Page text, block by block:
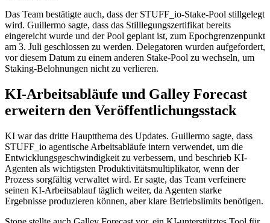
Das Team bestätigte auch, dass der STUFF_io-Stake-Pool stillgelegt
wird. Guillermo sagte, dass das Stilllegungszertifikat bereits
eingereicht wurde und der Pool geplant ist, zum Epochgrenzenpunkt
am 3. Juli geschlossen zu werden. Delegatoren wurden aufgefordert,
vor diesem Datum zu einem anderen Stake-Pool zu wechseln, um
Staking-Belohnungen nicht zu verlieren.
KI-Arbeitsabläufe und Galley Forecast
erweitern den Veröffentlichungsstack
KI war das dritte Hauptthema des Updates. Guillermo sagte, dass
STUFF_io agentische Arbeitsabläufe intern verwendet, um die
Entwicklungsgeschwindigkeit zu verbessern, und beschrieb KI-
Agenten als wichtigsten Produktivitätsmultiplikator, wenn der
Prozess sorgfältig verwaltet wird. Er sagte, das Team verfeinere
seinen KI-Arbeitsablauf täglich weiter, da Agenten starke
Ergebnisse produzieren können, aber klare Betriebslimits benötigen.